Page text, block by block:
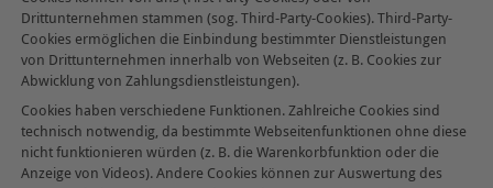
Drittunternehmen stammen (sog. Third-Party-Cookies). Third-Party-
Cookies ermöglichen die Einbindung bestimmter Dienstleistungen
von Drittunternehmen innerhalb von Webseiten (z. B. Cookies zur
Abwicklung von Zahlungsdienstleistungen).
Cookies haben verschiedene Funktionen. Zahlreiche Cookies sind
technisch notwendig, da bestimmte Webseitenfunktionen ohne diese
nicht funktionieren würden (z. B. die Warenkorbfunktion oder die
Anzeige von Videos). Andere Cookies können zur Auswertung des